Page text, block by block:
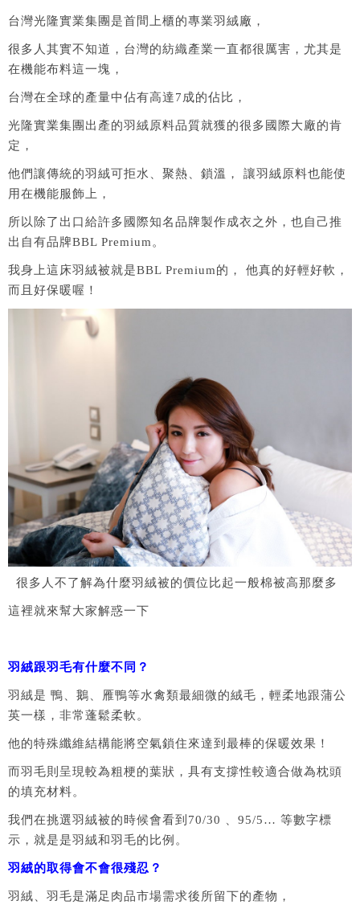
台灣光隆實業集團是首間上櫃的專業羽絨廠，
很多人其實不知道，台灣的紡織產業一直都很厲害，尤其是
在機能布料這一塊，
台灣在全球的產量中佔有高達7成的佔比，
光隆實業集團出產的羽絨原料品質就獲的很多國際大廠的肯
定，
他們讓傳統的羽絨可拒水、聚熱、鎖溫， 讓羽絨原料也能使
用在機能服飾上，
所以除了出口給許多國際知名品牌製作成衣之外，也自己推
出自有品牌BBL Premium。
我身上這床羽絨被就是BBL Premium的， 他真的好輕好軟，
而且好保暖喔！
很多人不了解為什麼羽絨被的價位比起一般棉被高那麼多
這裡就來幫大家解惑一下
羽絨跟羽毛有什麼不同？
羽絨是 鴨、鵝、雁鴨等水禽類最細微的絨毛，輕柔地跟蒲公
英一樣，非常蓬鬆柔軟。
他的特殊纖維結構能將空氣鎖住來達到最棒的保暖效果！
而羽毛則呈現較為粗梗的葉狀，具有支撐性較適合做為枕頭
的填充材料。
我們在挑選羽絨被的時候會看到 70/30 、 95/5… 等數字標
示，就是是羽絨和羽毛的比例。
羽絨的取得會不會很殘忍？
羽絨、羽毛是滿足肉品市場需求後所留下的產物，